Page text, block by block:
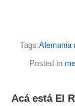
Tags:Alemania
Posted in
Acá está El